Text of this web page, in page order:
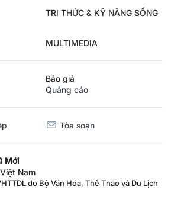
TRI THỨC & KỸ NĂNG SỐNG
MULTIMEDIA
Báo giá
Quảng cáo
Tòa soạn
Mới
Nam
do Bộ Văn Hóa, Thể Thao và Du Lịch